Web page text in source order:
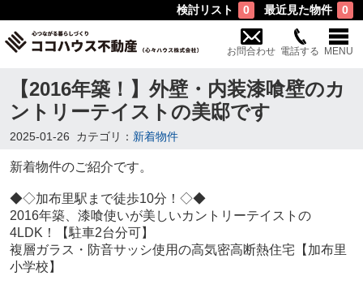
検討リスト 0 最近見た物件 0
お問合わせ 電話する MENU
【2016年築！】外壁・内装漆喰壁のカ
ントリーテイストの美邸です
2025-01-26 カテゴリ： 新着物件
新着物件のご紹介です。
◆◇加布里駅まで徒歩10分！◇◆
2016年築、漆喰使いが美しいカントリーテイストの
4LDK！
【駐車2台分可】
複層ガラス・防音サッシ使用の高気密高断熱住宅【加布里
小学校】